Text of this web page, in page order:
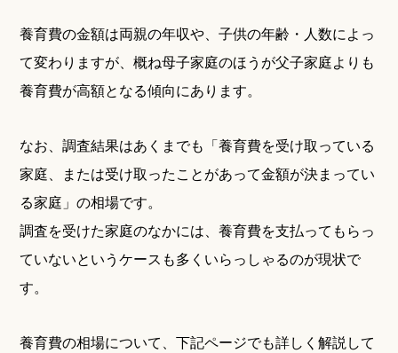
養育費の金額は両親の年収や、子供の年齢・人数によっ
て変わりますが、概ね母子家庭のほうが父子家庭よりも
養育費が高額となる傾向にあります。
なお、調査結果はあくまでも「養育費を受け取っている
家庭、または受け取ったことがあって金額が決まってい
る家庭」の相場です。
調査を受けた家庭のなかには、養育費を支払ってもらっ
ていないというケースも多くいらっしゃるのが現状で
す。
養育費の相場について、下記ページでも詳しく解説して